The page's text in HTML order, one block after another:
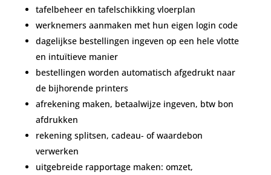
tafelbeheer en tafelschikking vloerplan
werknemers aanmaken met hun eigen login code
dagelijkse bestellingen ingeven op een hele vlotte
en intuïtieve manier
bestellingen worden automatisch afgedrukt naar
de bijhorende printers
afrekening maken, betaalwijze ingeven, btw bon
afdrukken
rekening splitsen, cadeau- of waardebon
verwerken
uitgebreide rapportage maken: omzet,